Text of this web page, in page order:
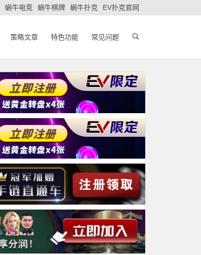
蜗牛电竞 蜗牛棋牌 蜗牛扑克 EV扑克官网
策略文章 特色功能 常见问题